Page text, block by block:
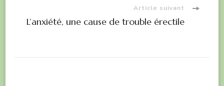
Article suivant
L’anxiété, une cause de trouble érectile